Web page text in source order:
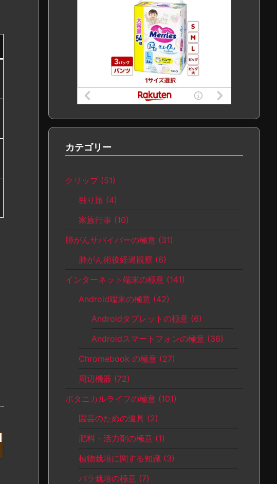
カテゴリー
クリップ (51)
独り旅 (4)
家族行事 (10)
肺がんサバイバーの極意 (31)
肺がん術後経過観察 (6)
インターネット端末の極意 (141)
Android端末の極意 (42)
Androidタブレットの極意 (6)
Androidスマートフォンの極意 (36)
Chromebook の極意 (27)
周辺機器 (72)
ボタニカルライフの極意 (101)
園芸のための道具 (2)
肥料・活力剤の極意 (1)
植物栽培に関する知識 (3)
バラ栽培の極意 (7)